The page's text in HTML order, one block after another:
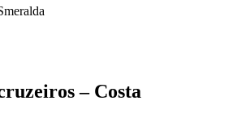
– Costa